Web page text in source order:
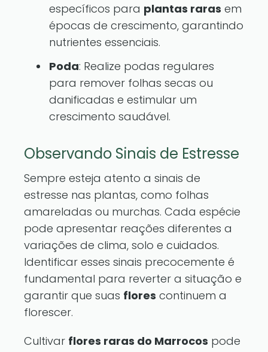
específicos para plantas raras em
épocas de crescimento, garantindo
nutrientes essenciais.
Poda: Realize podas regulares
para remover folhas secas ou
danificadas e estimular um
crescimento saudável.
Observando Sinais de Estresse
Sempre esteja atento a sinais de
estresse nas plantas, como folhas
amareladas ou murchas. Cada espécie
pode apresentar reações diferentes a
variações de clima, solo e cuidados.
Identificar esses sinais precocemente é
fundamental para reverter a situação e
garantir que suas flores continuem a
florescer.
Cultivar flores raras do Marrocos pode